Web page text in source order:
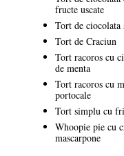
fructe uscate
Tort de ciocolata
Tort de Craciun
Tort racoros cu
de menta
Tort racoros cu
portocale
Tort simplu cu
Whoopie pie cu
mascarpone